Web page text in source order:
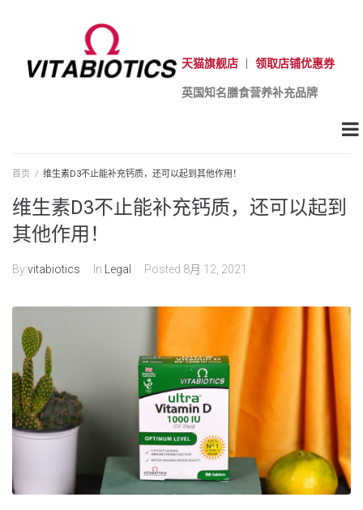
天猫旗舰店 领取店铺优惠券
英国知名膳食营养补充品牌
首页 / 维生素D3不止能补充钙质，还可以起到其他作用！
维生素D3不止能补充钙质，还可以起到
其他作用！
Byvitabiotics In Legal Posted 8月 12, 2021